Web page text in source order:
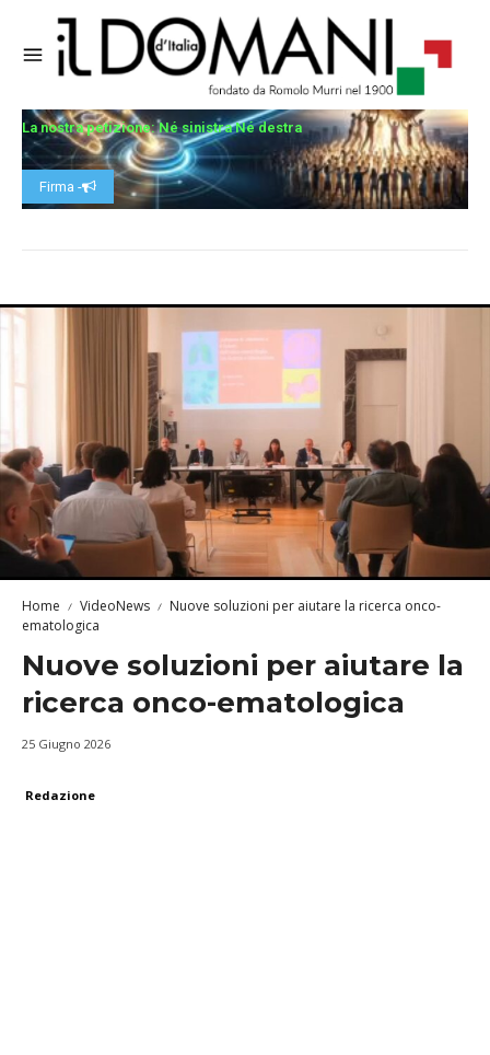
La nostra petizione: Né sinistra Né destra
Firma -
Home VideoNews
Nuove soluzioni per aiutare la ricerca onco-
ematologica
Nuove soluzioni per aiutare la
ricerca onco-ematologica
25 Giugno 2026
Redazione